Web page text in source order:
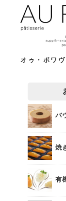
オゥ・ポワ
バ
焼
有